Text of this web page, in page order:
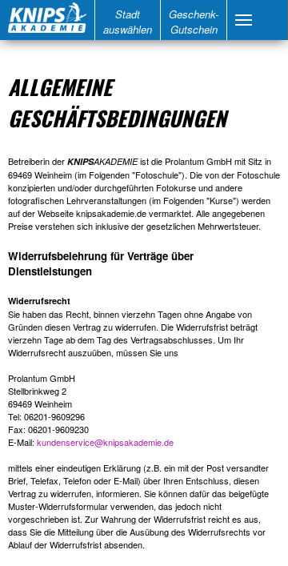
Stadt
auswählen
Geschenk-
Gutschein
ALLGEMEINE
GESCHÄFTSBEDINGUNGEN
Betreiberin der KNIPSAKADEMIEist die Prolantum GmbH mit Sitz in
69469 Weinheim (im Folgenden "Fotoschule"). Die von der Fotoschule
konzipierten und/oder durchgeführten Fotokurse und andere
fotografischen Lehrveranstaltungen (im Folgenden "Kurse") werden
auf der Webseite knipsakademie.de vermarktet. Alle angegebenen
Preise verstehen sich inklusive der gesetzlichen Mehrwertsteuer.
Widerrufsbelehrung für Verträge über
Dienstleistungen
Widerrufsrecht
Sie haben das Recht, binnen vierzehn Tagen ohne Angabe von
Gründen diesen Vertrag zu widerrufen. Die Widerrufsfrist beträgt
vierzehn Tage ab dem Tag des Vertragsabschlusses. Um Ihr
Widerrufsrecht auszuüben, müssen Sie uns
Prolantum GmbH
Stellbrinkweg 2
69469 Weinheim
Tel: 06201-9609296
Fax: 06201-9609230
E-Mail:kundenservice@knipsakademie.de
mittels einer eindeutigen Erklärung (z.B. ein mit der Post versandter
Brief, Telefax, Telefon oder E-Mail) über Ihren Entschluss, diesen
Vertrag zu widerrufen, informieren. Sie können dafür das beigefügte
Muster-Widerrufsformular verwenden, das jedoch nicht
vorgeschrieben ist. Zur Wahrung der Widerrufsfrist reicht es aus,
dass Sie die Mitteilung über die Ausübung des Widerrufsrechts vor
Ablauf der Widerrufsfrist absenden.